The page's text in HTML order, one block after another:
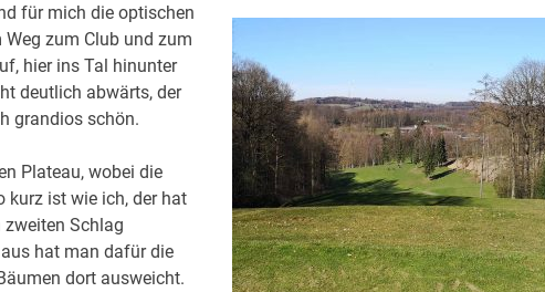
für mich die optischen
zum Club und zum
hier ins Tal hinunter
deutlich abwärts, der
grandios schön.
Plateau, wobei die
kurz ist wie ich, der hat
zweiten Schlag
hat man dafür die
dort ausweicht.